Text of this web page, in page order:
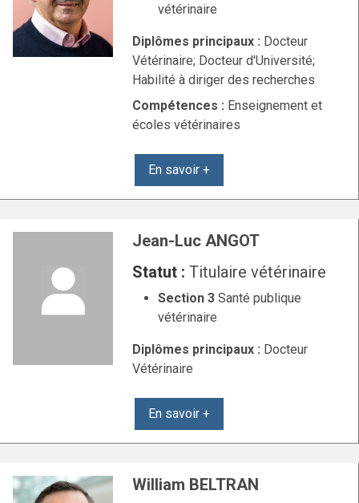
vétérinaire
Diplômes principaux : Docteur
Vétérinaire; Docteur d'Université;
Habilité à diriger des recherches
Compétences :
écoles vétérinaires
En savoir +
Jean-Luc ANGOT
Statut : Titulaire vétérinaire
Section 3Santé publique
vétérinaire
Diplômes principaux : Docteur
Vétérinaire
En savoir +
William BELTRAN